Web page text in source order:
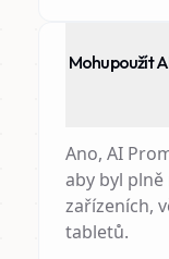
Mohu použít
Ano, AI
aby byl
zařízeních,
tabletů.